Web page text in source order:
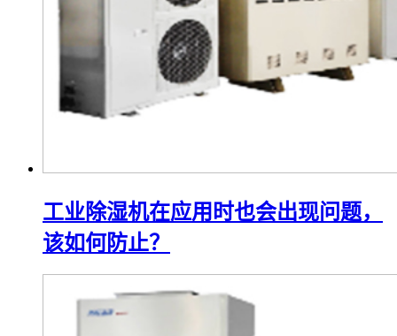
工业除湿机在应用时也会出现问题，
该如何防止？